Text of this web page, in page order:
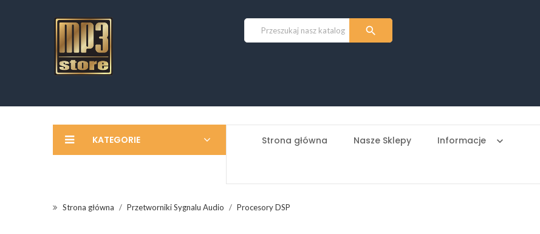

KATEGORIE Strona główna Nasze Sklepy Informacje keyboard_arrow_down
Strona główna Przetworniki Sygnalu Audio Procesory DSP